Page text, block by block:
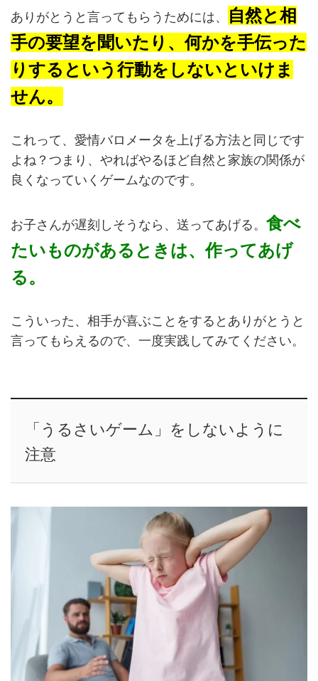
ありがとうと言ってもらうためには、
自然と相
手の要望を聞いたり、何かを手伝った
りするという行動をしないといけま
せん。
これって、愛情バロメータを上げる方法と同じです
よね？つまり、やればやるほど自然と家族の関係が
良くなっていくゲームなのです。
お子さんが遅刻しそうなら、送ってあげる。 食べ
たいものがあるときは、作ってあげ
る。
こういった、相手が喜ぶことをするとありがとうと
言ってもらえるので、一度実践してみてください。
「うるさいゲーム」をしないように
注意